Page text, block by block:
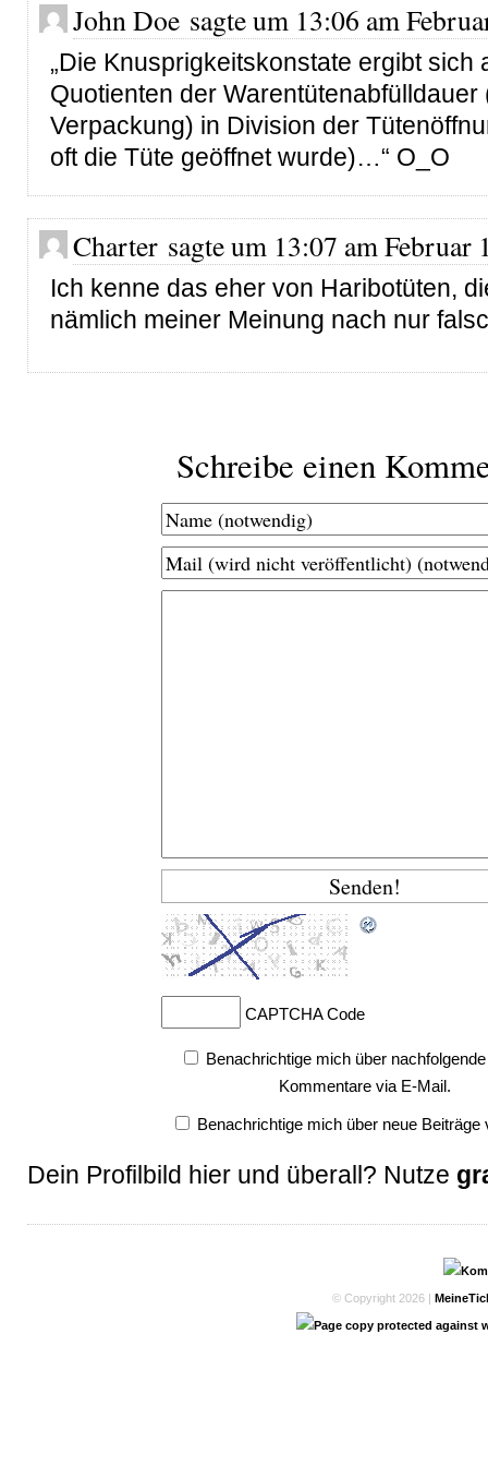
John Doe sagte um 13:06 am
„Die Knusprigkeitskonstate ergibt sich
Quotienten der
Verpackung) in Division der
oft die Tüte geöffnet wurde)…“ O_O
Charter sagte um 13:07 am Februar
Ich kenne das eher von Haribotüten,
nämlich meiner Meinung nach nur
Schreibe einen
CAPTCHA Code
Benachrichtige mich über nachfolgende
Kommentare via E-Mail.
Benachrichtige mich über neue Beiträge
Dein Profilbild hier und überall? Nutze
© Copyright 2026 |